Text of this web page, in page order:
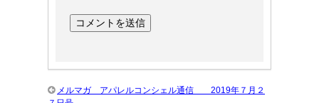
メルマガ アパレルコンシェル通信 2019年７月２